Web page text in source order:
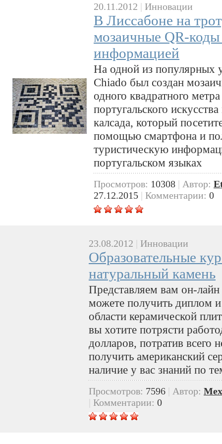
20.11.2012 | Инновации
В Лиссабоне на
мозаичные QR-коды
информацией
На одной из популярных
Chiado был создан
одного квадратного
португальского
калсада, который
помощью смартфона и
туристическую
португальском языках
Просмотров: 10308 | Автор:
27.12.2015 | Комментарии: 0
23.08.2012 Инновации
Образовательные
натуральный камень
Представляем вам он-
можете получить диплом
области керамической
вы хотите потрясти
долларов, потратив всего
получить американский
наличие у вас знаний по
Просмотров: 7596 Автор:
Комментарии: 0